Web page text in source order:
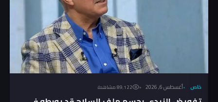
خاص أغسطس 6, 2026 89٬122 مشاهدة